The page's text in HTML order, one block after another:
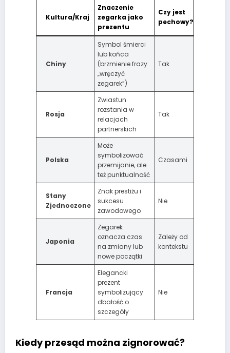
Kultura/Kraj
Znaczenie
zegarka jako
prezentu
Czy jest
pechowy?
Chiny
Symbol śmierci
lub końca
(brzmienie frazy
„wręczyć
zegarek”)
Tak
Rosja
Zwiastun
rozstania w
relacjach
partnerskich
Tak
Polska
Może
symbolizować
przemijanie, ale
też punktualność
Czasami
Stany
Zjednoczone
Znak prestiżu i
sukcesu
zawodowego
Nie
Japonia
Zegarek
oznacza czas
na zmiany lub
nowe początki
Zależy od
kontekstu
Francja
Elegancki
prezent
symbolizujący
dbałość o
szczegóły
Nie
Kiedy przesąd można zignorować?